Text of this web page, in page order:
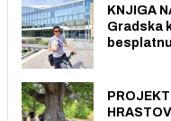
KNJIGA
Gradska